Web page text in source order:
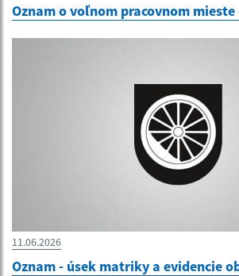
Oznam o voľnom pracovnom mieste
11.06.2026
Oznam - úsek matriky a evidencie